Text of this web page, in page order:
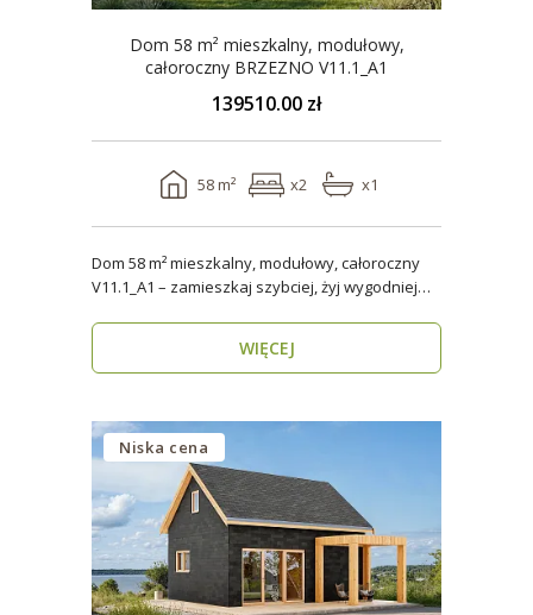
Dom 58 m² mieszkalny, modułowy,
całoroczny BRZEZNO V11.1_A1
139510.00 zł
58 m² x2 x1
Dom 58 m² mieszkalny, modułowy, całoroczny
V11.1_A1 – zamieszkaj szybciej, żyj wygodniej
WIĘCEJ
Niska cena